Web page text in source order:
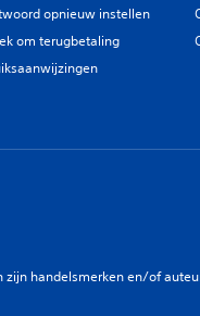
opnieuw instellen
om terugbetaling
handelsmerken en/of